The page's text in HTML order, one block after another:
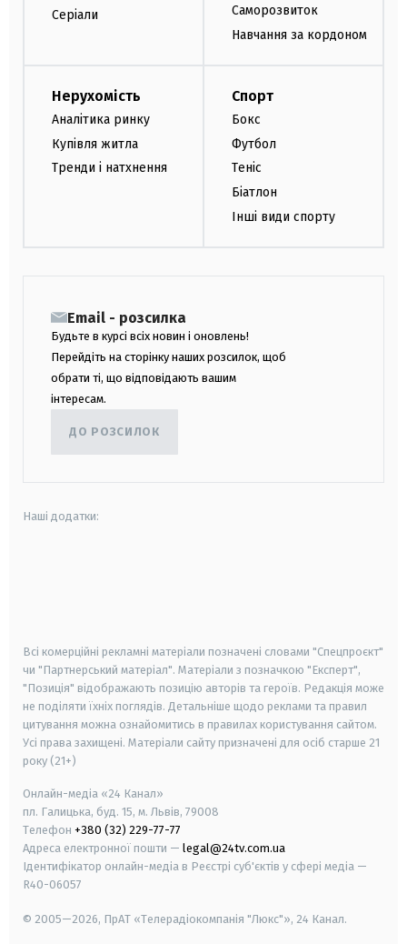
Серіали
Саморозвиток
Навчання за кордоном
Нерухомість
Аналітика ринку
Купівля житла
Тренди і натхнення
Спорт
Бокс
Футбол
Теніс
Біатлон
Інші види спорту
Email - розсилка
Будьте в курсі всіх новин і оновлень!
Перейдіть на сторінку наших розсилок, щоб
обрати ті, що відповідають вашим
інтересам.
ДО РОЗСИЛОК
Наші додатки:
Всі комерційні рекламні матеріали позначені словами "Спецпроєкт"
чи "Партнерський матеріал". Матеріали з позначкою "Експерт",
"Позиція" відображають позицію авторів та героїв. Редакція може
не поділяти їхніх поглядів. Детальніше щодо реклами та правил
цитування можна ознайомитись в правилах користування сайтом.
Усі права захищені. Матеріали сайту призначені для осіб старше 21
року (21+)
Онлайн-медіа «24 Канал»
пл. Галицька, буд. 15, м. Львів, 79008
Телефон +380 (32) 229-77-77
Адреса електронної пошти — legal@24tv.com.ua
Ідентифікатор онлайн-медіа в Реєстрі суб'єктів у сфері медіа —
R40-06057
© 2005—2026, ПрАТ «Телерадіокомпанія "Люкс"», 24 Канал.